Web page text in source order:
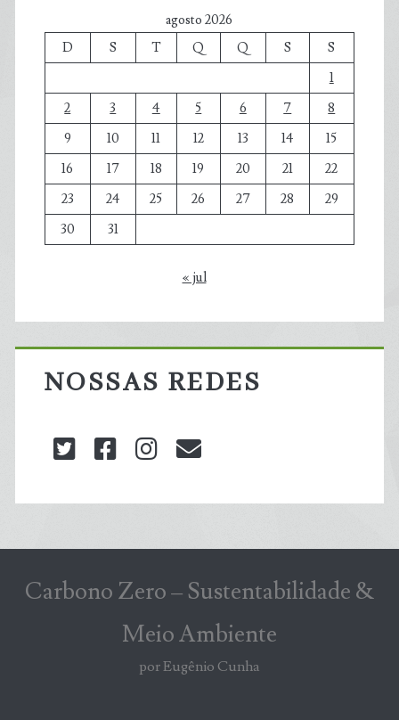
agosto 2026
D
S T Q Q S
S
1
2
3 4 5 6 7
8
9
10 11 12 13 14
15
16
17 18 19 20 21
22
23
24 25 26 27 28
29
30
31
« jul
NOSSAS REDES
twitterfacebookinstagram
Carbono Zero – Sustentabilidade &
Meio Ambiente
por Eugênio Cunha